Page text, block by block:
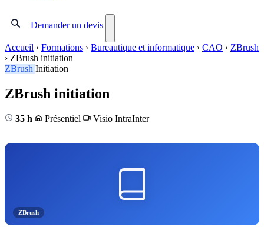
Demander un devis
Accueil › Formations › Bureautique et informatique › CAO › ZBrush
› ZBrush initiation
ZBrush Initiation
ZBrush initiation
35 h Présentiel Visio IntraInter
ZBrush